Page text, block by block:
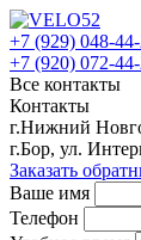
+7 (929) 048-
+7 (920) 072-
Все контакты
Контакты
г.Нижний
г.Бор, ул.
Заказать
Ваше имя
Телефон